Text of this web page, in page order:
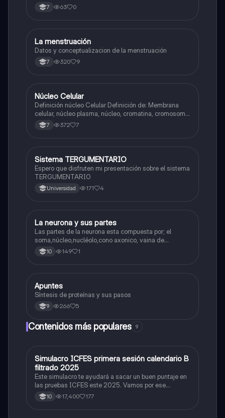
7 63 0
Biologia
La menstruación
Datos y conceptualizacion de la menstruación
7 320 9
Biologia
Núcleo Celular
Definición núcleo Celular Definición de: Membrana
celular, núcleo plasma, núcleo, cromatina, cromosoma
Interfase Fases de la interfase
7 372 7
Biologia
Sistema TERGUMENTARIO
Espero que disfruten mi presentación sobre el sistema
TERGUMENTARIO
Universidad 171 4
Biologia
La neurona y sus partes
Las partes de la neurona esta compuesta por; el
soma,núcleo,nucléolo,cono axonico, vaina de
mielina,celula schwan,núcleo de schwann,nódulo de
Ranvier,terminal axonico Arborizacion terminal, botón
10 149 1
Biologia
Apuntes
Síntesis de proteínas y sus pasos
9 266 5
Contenidos más populares 9
ICFES: Matemáticas
Simulacro ICFES primera sesión calendario B
filtrado 2025
Este simulacro te ayudará a sacar un buen puntaje en
las pruebas ICFES este 2025. Vamos por ese
500/500. Y poder ser admitido en la universidad que
quieras, estudiar la carrera que quieres y no la que te
10 17,400 177